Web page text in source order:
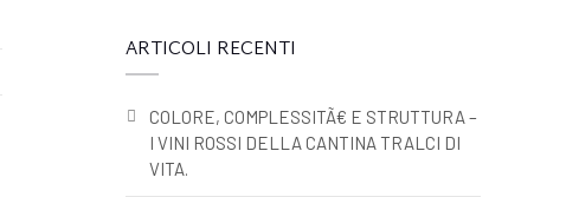
ARTICOLI RECENTI
COLORE, COMPLESSITÃ€ E STRUTTURA –
I VINI ROSSI DELLA CANTINA TRALCI DI
VITA.